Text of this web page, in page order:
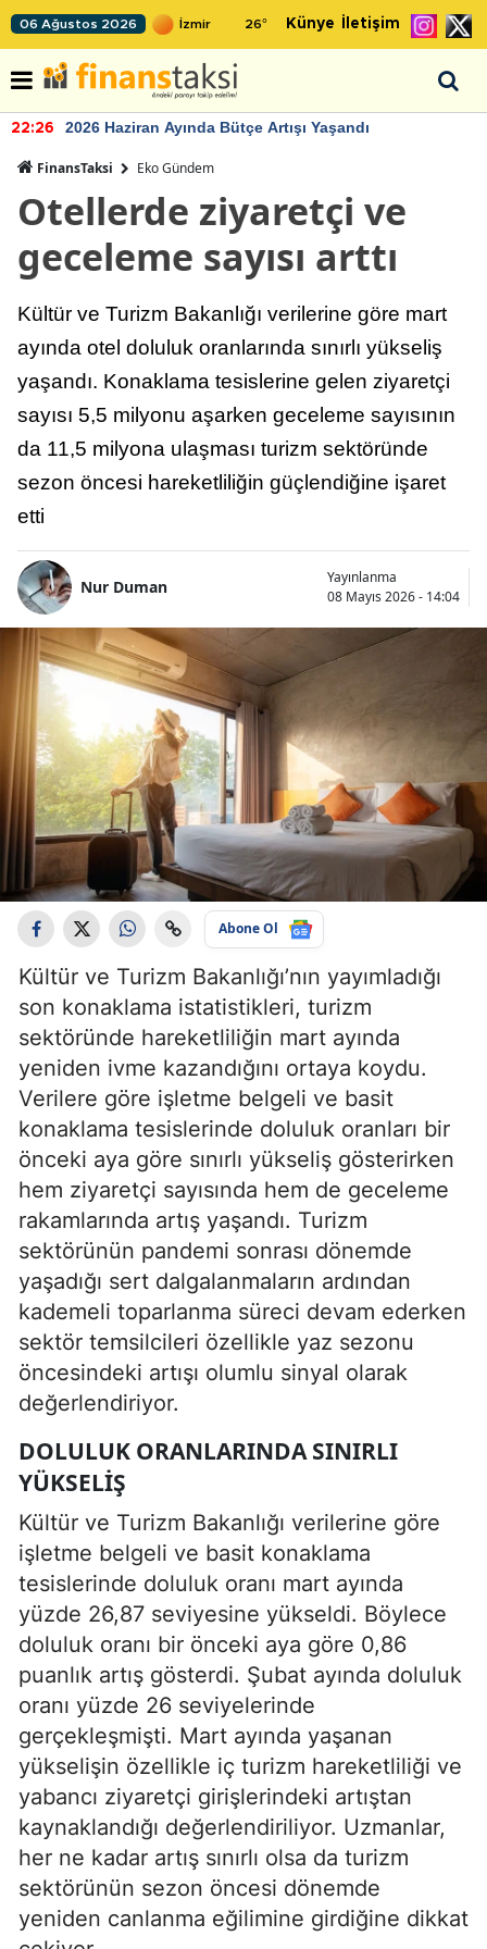
06 Ağustos 2026 26° Künye İletişim
22:26 2026 Haziran Ayında Bütçe Artışı Yaşandı
FinansTaksi Eko Gündem
Otellerde ziyaretçi ve
geceleme sayısı arttı
Kültür ve Turizm Bakanlığı verilerine göre mart
ayında otel doluluk oranlarında sınırlı yükseliş
yaşandı. Konaklama tesislerine gelen ziyaretçi
sayısı 5,5 milyonu aşarken geceleme sayısının
da 11,5 milyona ulaşması turizm sektöründe
sezon öncesi hareketliliğin güçlendiğine işaret
etti
Nur Duman
Yayınlanma
08 Mayıs 2026 - 14:04
Abone Ol
Kültür ve Turizm Bakanlığı’nın yayımladığı
son konaklama istatistikleri, turizm
sektöründe hareketliliğin mart ayında
yeniden ivme kazandığını ortaya koydu.
Verilere göre işletme belgeli ve basit
konaklama tesislerinde doluluk oranları bir
önceki aya göre sınırlı yükseliş gösterirken
hem ziyaretçi sayısında hem de geceleme
rakamlarında artış yaşandı. Turizm
sektörünün pandemi sonrası dönemde
yaşadığı sert dalgalanmaların ardından
kademeli toparlanma süreci devam ederken
sektör temsilcileri özellikle yaz sezonu
öncesindeki artışı olumlu sinyal olarak
değerlendiriyor.
DOLULUK ORANLARINDA SINIRLI
YÜKSELIŞ
Kültür ve Turizm Bakanlığı verilerine göre
işletme belgeli ve basit konaklama
tesislerinde doluluk oranı mart ayında
yüzde 26,87 seviyesine yükseldi. Böylece
doluluk oranı bir önceki aya göre 0,86
puanlık artış gösterdi. Şubat ayında doluluk
oranı yüzde 26 seviyelerinde
gerçekleşmişti. Mart ayında yaşanan
yükselişin özellikle iç turizm hareketliliği ve
yabancı ziyaretçi girişlerindeki artıştan
kaynaklandığı değerlendiriliyor. Uzmanlar,
her ne kadar artış sınırlı olsa da turizm
sektörünün sezon öncesi dönemde
yeniden canlanma eğilimine girdiğine dikkat